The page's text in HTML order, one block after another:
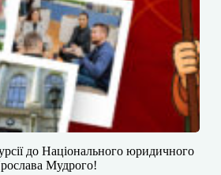
до Національного юридичного
Мудрого!